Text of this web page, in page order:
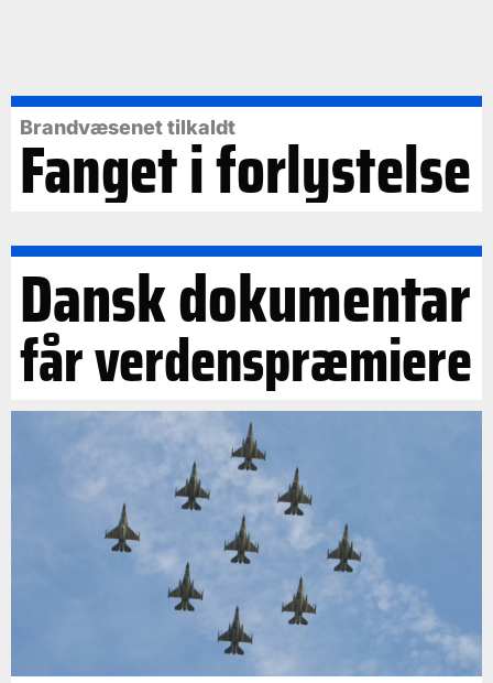
Brandvæsenet tilkaldt
Fanget i forlystelse
Dansk dokumentar
får verdenspræmiere